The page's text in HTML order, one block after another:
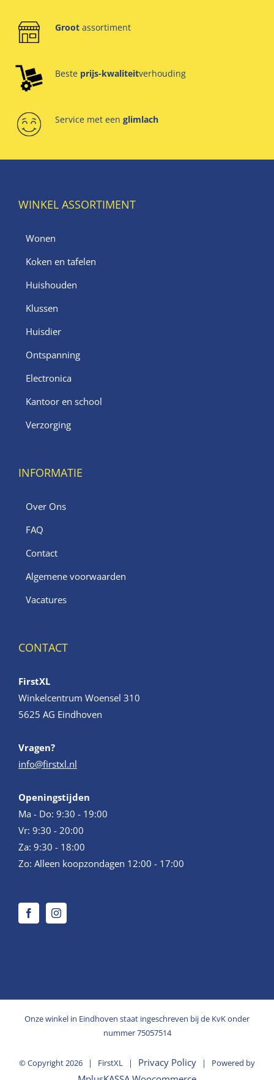
Groot assortiment
Beste prijs-kwaliteitverhouding
Service met een glimlach
WINKEL ASSORTIMENT
Wonen
Koken en tafelen
Huishouden
Klussen
Huisdier
Ontspanning
Electronica
Kantoor en school
Verzorging
INFORMATIE
Over Ons
FAQ
Contact
Algemene voorwaarden
Vacatures
CONTACT
FirstXL
Winkelcentrum Woensel 310
5625 AG Eindhoven
Vragen?
info@firstxl.nl
Openingstijden
Ma - Do: 9:30 - 19:00
Vr: 9:30 - 20:00
Za: 9:30 - 18:00
Zo: Alleen koopzondagen 12:00 - 17:00
Onze winkel in Eindhoven staat ingeschreven bij de KvK onder
nummer 75057514
© Copyright2026 | FirstXL | Privacy Policy | Powered by